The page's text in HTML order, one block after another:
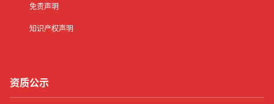
免责声明
知识产权声明
资质公示